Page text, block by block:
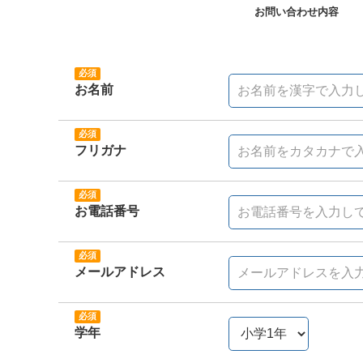
お問い合わせ内容
お名前
フリガナ
お電話番号
メールアドレス
学年